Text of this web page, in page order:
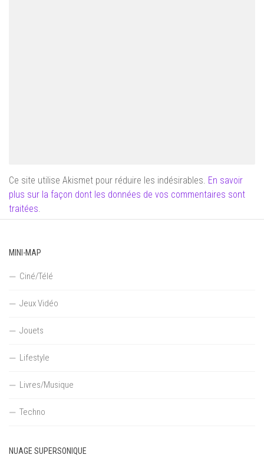
Ce site utilise Akismet pour réduire les indésirables. En savoir
plus sur la façon dont les données de vos commentaires sont
traitées.
MINI-MAP
Ciné/Télé
Jeux Vidéo
Jouets
Lifestyle
Livres/Musique
Techno
NUAGE SUPERSONIQUE